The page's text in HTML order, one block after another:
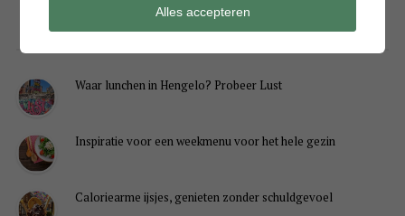
Waar lunchen in Hengelo? Probeer Lust
Inspiratie voor een weekmenu voor het hele gezin
Caloriearme ijsjes, genieten zonder schuldgevoel
Alles accepteren